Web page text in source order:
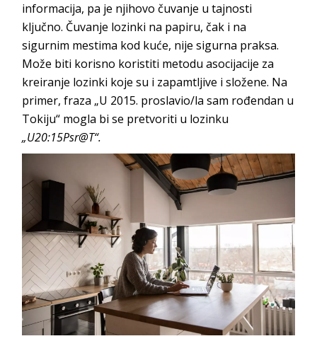
informacija, pa je njihovo čuvanje u tajnosti
ključno. Čuvanje lozinki na papiru, čak i na
sigurnim mestima kod kuće, nije sigurna praksa.
Može biti korisno koristiti metodu asocijacije za
kreiranje lozinki koje su i zapamtljive i složene. Na
primer, fraza „U 2015. proslavio/la sam rođendan u
Tokiju“ mogla bi se pretvoriti u lozinku
„U20:15Psr@T“.